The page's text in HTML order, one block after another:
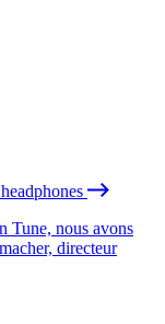
Tune, nous avons
directeur